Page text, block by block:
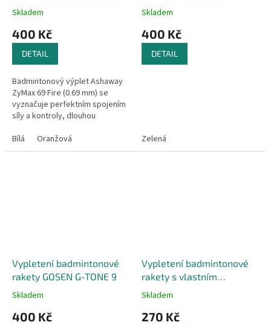
Fire
Skladem
400 Kč
DETAIL
Badmintonový výplet Ashaway
ZyMax 69 Fire (0.69 mm) se
vyznačuje perfektním spojením
síly a kontroly, dlouhou
Bílá
Oranžová
Skladem
400 Kč
DETAIL
Zelená
Vypletení badmintonové
rakety GOSEN G-TONE 9
Skladem
400 Kč
Vypletení badmintonové
rakety s vlastním
výpletem
Skladem
270 Kč